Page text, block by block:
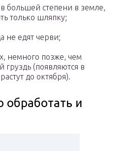
большей степени в земле,
только шляпку;
не едят черви;
немного позже, чем
груздь (появляются в
до октября).
обработать и